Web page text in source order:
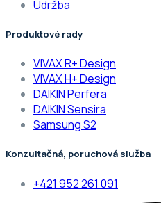
Údržba
Produktové rady
VIVAX R+ Design
VIVAX H+ Design
DAIKIN Perfera
DAIKIN Sensira
Samsung S2
Konzultačná, poruchová služba
+421 952 261 091